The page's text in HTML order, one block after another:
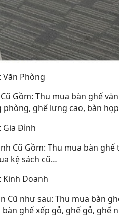
Văn Phòng
Gồm: Thu mua bàn ghế
ghế lưng cao, bàn
Gia Đình
Cũ Gồm: Thu mua bàn
kệ sách cũ…
Kinh Doanh
Cũ như sau: Thu mua bàn
ghế xếp gỗ, ghế gỗ, ghế